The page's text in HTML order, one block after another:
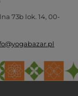
73b lok. 14, 00-